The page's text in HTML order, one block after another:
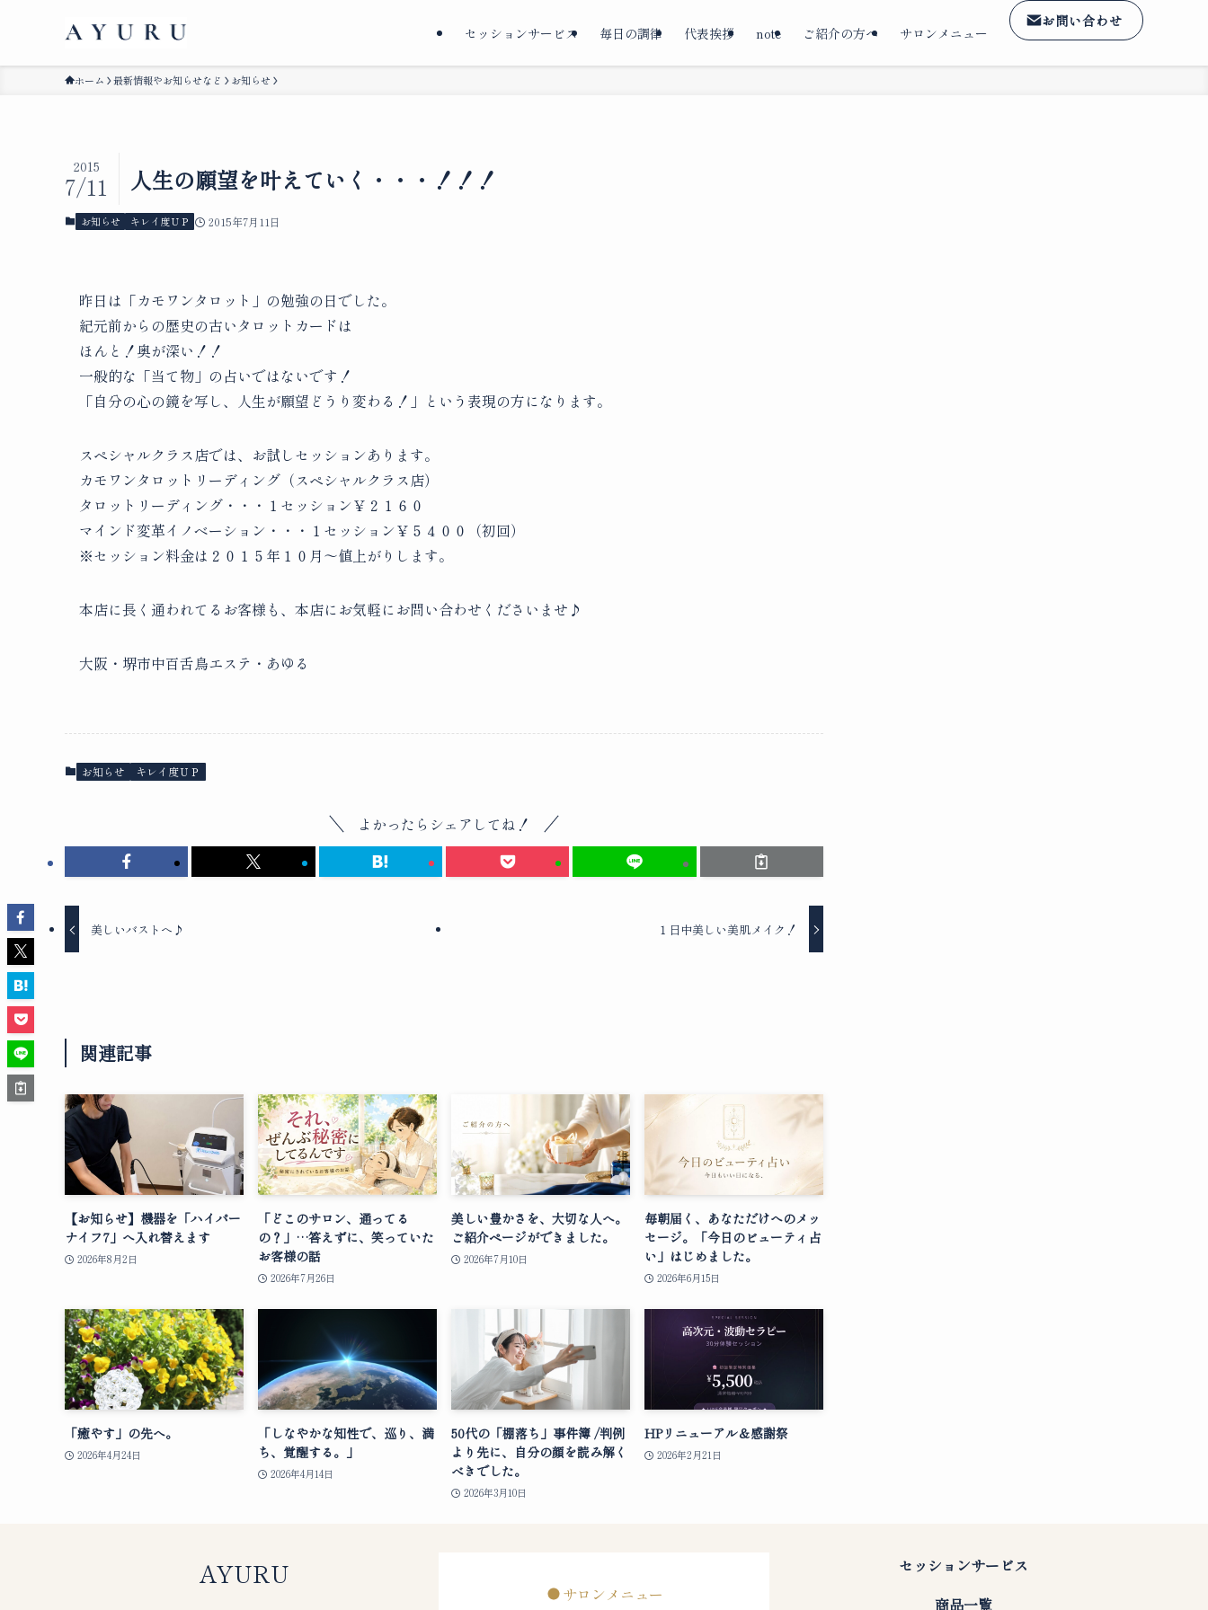
セッションサービス 毎日の調律 代表挨拶 note ご紹介の方へ サロンメニュー
お問い合わせ
ホーム 最新情報やお知らせなど お知らせ
人生の願望を叶えていく・・・！！！
2015
7/11
お知らせ キレイ度ＵＰ 2015年7月11日
昨日は「カモワンタロット」の勉強の日でした。
紀元前からの歴史の古いタロットカードは
ほんと！奥が深い！！
一般的な「当て物」の占いではないです！
「自分の心の鏡を写し、人生が願望どうり変わる！」という表現の方になります。
スペシャルクラス店では、お試しセッションあります。
カモワンタロットリーディング（スペシャルクラス店）
タロットリーディング・・・１セッション￥２１６０
マインド変革イノベーション・・・１セッション￥５４００（初回）
※セッション料金は２０１５年１０月～値上がりします。
本店に長く通われてるお客様も、本店にお気軽にお問い合わせくださいませ♪
大阪・堺市中百舌鳥エステ・あゆる
お知らせ キレイ度ＵＰ
よかったらシェアしてね！
美しいバストへ♪ １日中美しい美肌メイク！
関連記事
【お知らせ】機器を「ハイパー
ナイフ7」へ入れ替えます
2026年8月2日
「どこのサロン、通ってる
の？」…答えずに、笑っていた
お客様の話
2026年7月26日
美しい豊かさを、大切な人へ。
ご紹介ページができました。
2026年7月10日
毎朝届く、あなただけへのメッ
セージ。「今日のビューティ占
い」はじめました。
2026年6月15日
「癒やす」の先へ。
2026年4月24日
「しなやかな知性で、巡り、満
ち、覚醒する。」
2026年4月14日
50代の「棚落ち」事件簿 /判例
より先に、自分の顔を読み解く
べきでした。
2026年3月10日
HPリニューアル＆感謝祭
2026年2月21日
AYURU
サロンメニュー
セッションサービス
商品一覧